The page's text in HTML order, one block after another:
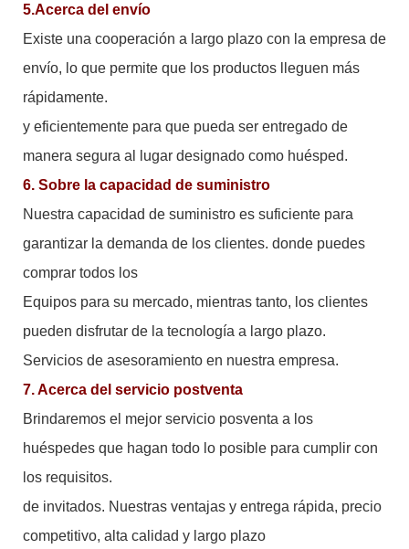
5.Acerca del envío
Existe una cooperación a largo plazo con la empresa de
envío, lo que permite que los productos lleguen más
rápidamente.
y eficientemente para que pueda ser entregado de
manera segura al lugar designado como huésped.
6. Sobre la capacidad de suministro
Nuestra capacidad de suministro es suficiente para
garantizar la demanda de los clientes. donde puedes
comprar todos los
Equipos para su mercado, mientras tanto, los clientes
pueden disfrutar de la tecnología a largo plazo.
Servicios de asesoramiento en nuestra empresa.
7. Acerca del servicio postventa
Brindaremos el mejor servicio posventa a los
huéspedes que hagan todo lo posible para cumplir con
los requisitos.
de invitados. Nuestras ventajas y entrega rápida, precio
competitivo, alta calidad y largo plazo